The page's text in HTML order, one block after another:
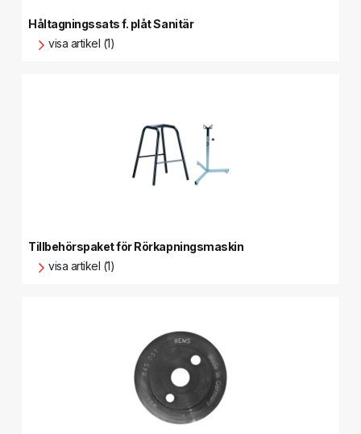
Håltagningssats f. plåt Sanitär
visa artikel (1)
Tillbehörspaket för Rörkapningsmaskin
visa artikel (1)